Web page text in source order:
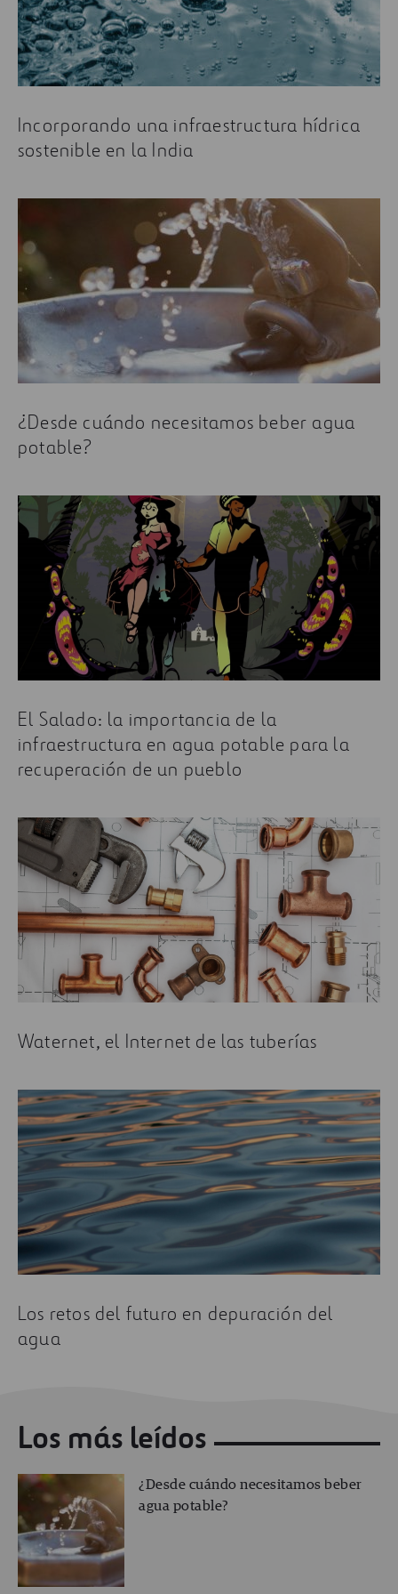
hidráulicas son:
Soluciones Científicas para el Mar Menor
Los retos del futuro en depuración del agua
Incorporando una infraestructura hídrica
sostenible en la India
¿Desde cuándo necesitamos beber agua
potable?
El Salado: la importancia de la
infraestructura en agua potable para la
recuperación de un pueblo
Waternet, el Internet de las tuberías
Los retos del futuro en depuración del
agua
Los más leídos
¿Desde cuándo necesitamos beber
agua potable?